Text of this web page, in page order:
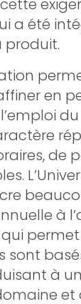
a été
en
de
à
permet
sont
à
et